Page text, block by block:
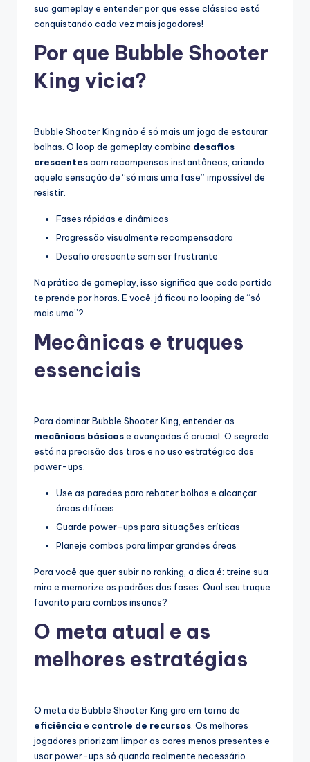
sua gameplay e entender por que esse clássico está
conquistando cada vez mais jogadores!
Por que Bubble Shooter
King vicia?
Bubble Shooter King não é só mais um jogo de estourar
bolhas. O loop de gameplay combina desafios
crescentescom recompensas instantâneas, criando
aquela sensação de “só mais uma fase” impossível de
resistir.
Fases rápidas e dinâmicas
Progressão visualmente recompensadora
Desafio crescente sem ser frustrante
Na prática de gameplay, isso significa que cada partida
te prende por horas. E você, já ficou no looping de “só
mais uma”?
Mecânicas e truques
essenciais
Para dominar Bubble Shooter King, entender as
mecânicas básicase avançadas é crucial. O segredo
está na precisão dos tiros e no uso estratégico dos
power-ups.
Use as paredes para rebater bolhas e alcançar
áreas difíceis
Guarde power-ups para situações críticas
Planeje combos para limpar grandes áreas
Para você que quer subir no ranking, a dica é: treine sua
mira e memorize os padrões das fases. Qual seu truque
favorito para combos insanos?
O meta atual e as
melhores estratégias
O meta de Bubble Shooter King gira em torno de
eficiência e controle de recursos . Os melhores
jogadores priorizam limpar as cores menos presentes e
usar power-ups só quando realmente necessário.